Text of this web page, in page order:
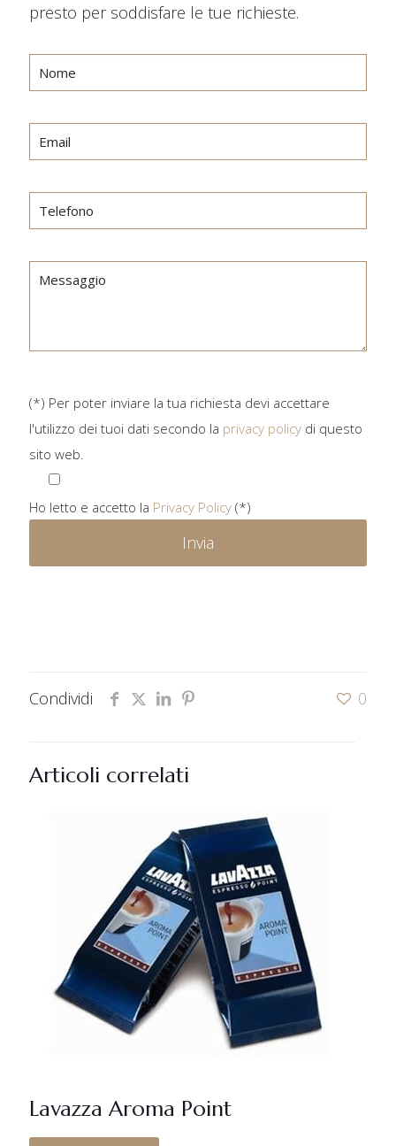
presto per soddisfare le tue richieste.
(*) Per poter inviare la tua richiesta devi accettare
l'utilizzo dei tuoi dati secondo la privacy policy di questo
sito web.
Ho letto e accetto la Privacy Policy (*)
Condividi 0
Articoli correlati
Lavazza Aroma Point